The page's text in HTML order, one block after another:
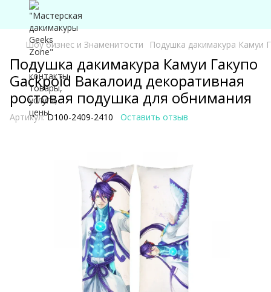
Шоу бизнес и Знаменитости Подушка дакимакура Камуи
Подушка дакимакура Камуи Гакупо
Gackpoid Вакалоид декоративная
ростовая подушка для обнимания
Артикул:D100-2409-2410 Оставить отзыв